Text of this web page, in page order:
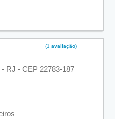
(1avaliação)
RJ - CEP 22783-187